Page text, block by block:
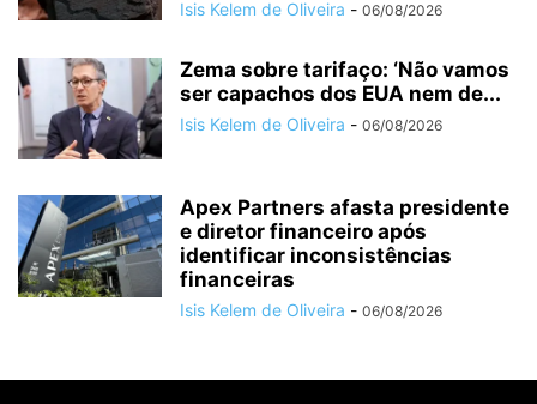
Isis Kelem de Oliveira - 06/08/2026
Zema sobre tarifaço: ‘Não vamos
ser capachos dos EUA nem de...
Isis Kelem de Oliveira - 06/08/2026
Apex Partners afasta presidente
e diretor financeiro após
identificar inconsistências
financeiras
Isis Kelem de Oliveira - 06/08/2026